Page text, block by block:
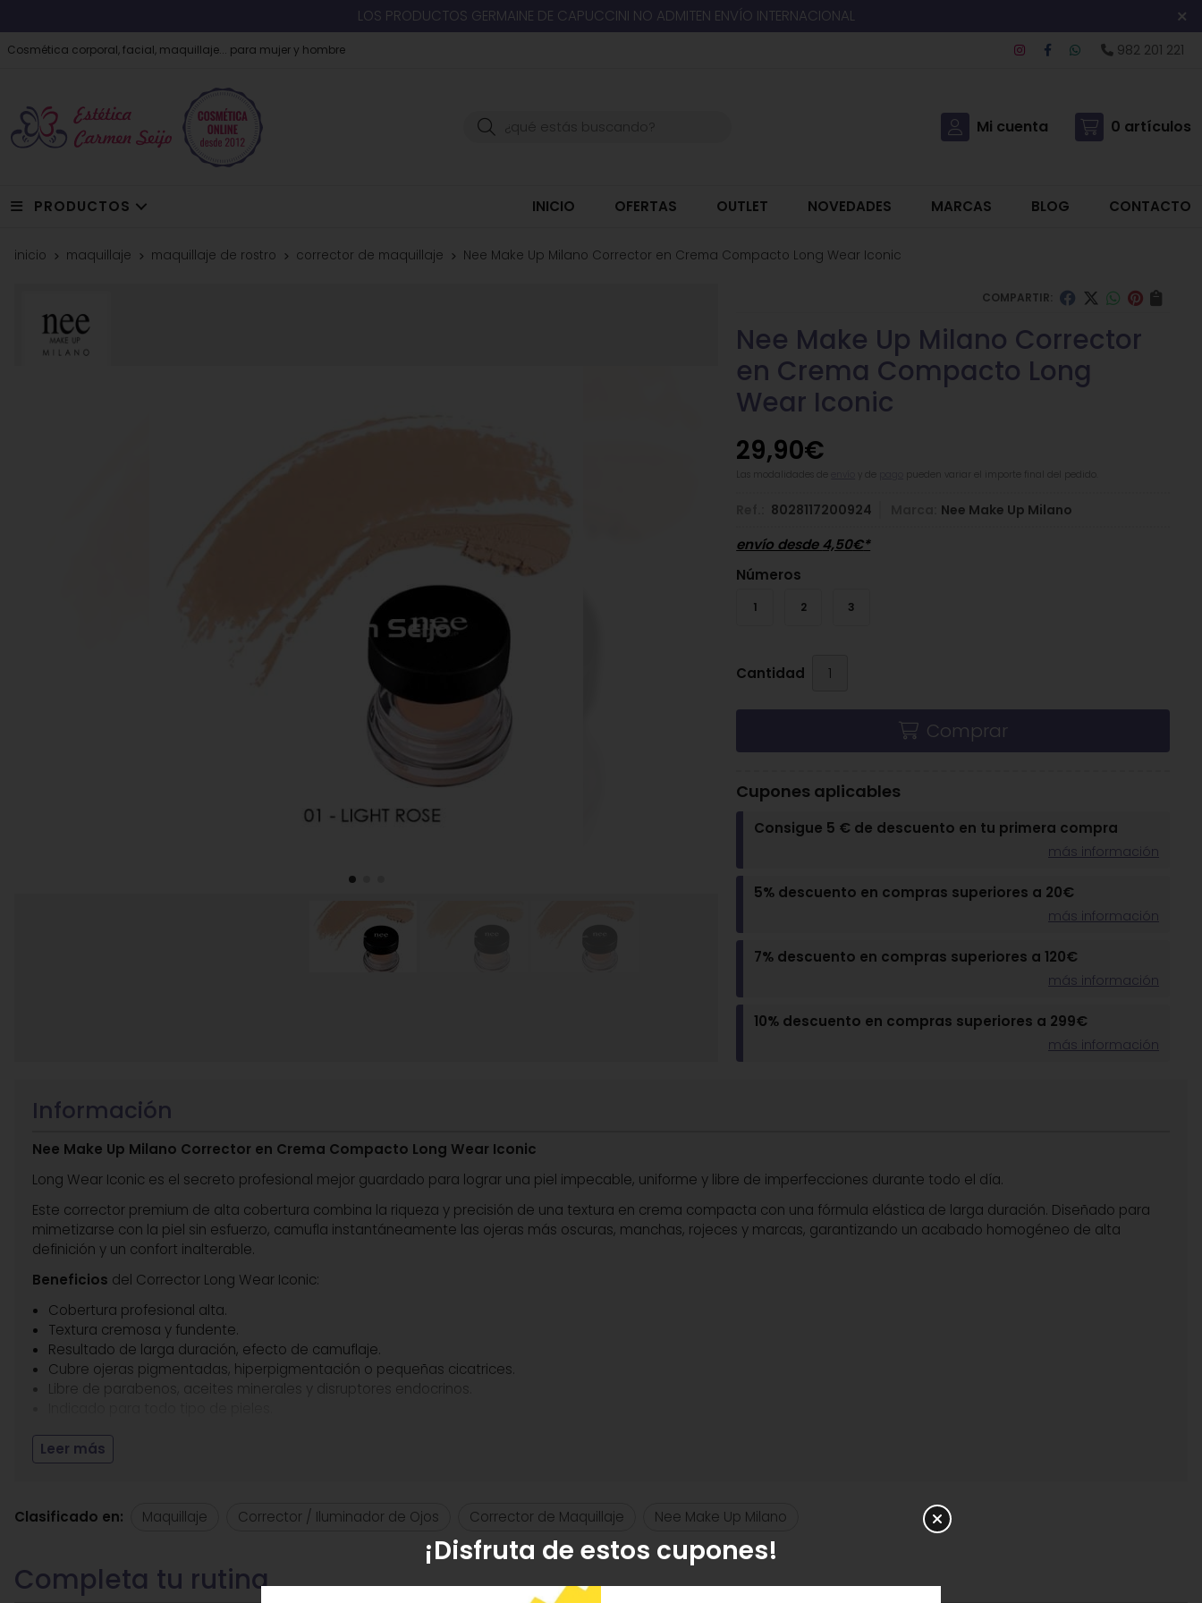
LOS PRODUCTOS GERMAINE DE CAPUCCINI NO ADMITEN ENVÍO INTERNACIONAL
Cosmética corporal, facial, maquillaje... para mujer y hombre 982 201 221
Buscar Mi cuenta 0 artículos
PRODUCTOS INICIO OFERTAS OUTLET NOVEDADES MARCAS BLOG CONTACTO
inicio maquillaje maquillaje de rostro corrector de maquillaje Nee Make Up Milano Corrector en Crema Compacto Long Wear Iconic
COMPARTIR:
Nee Make Up Milano Corrector
en Crema Compacto Long
Wear Iconic
29,90€
pueden variar el importe final del pedido.
8028117200924 Nee Make Up Milano
envío desde4,50€*
Números
1 2 3
Cantidad
Comprar
Cupones aplicables
Consigue 5 € de descuento en tu primera compra
más información
5% descuento en compras superiores a 20€
más información
7% descuento en compras superiores a 120€
más información
10% descuento en compras superiores a 299€
más información
Información
Nee Make Up Milano Corrector en Crema Compacto Long Wear Iconic
Long Wear Iconic es el secreto profesional mejor guardado para lograr una piel impecable, uniforme y libre de imperfecciones durante todo el día.
Este corrector premium de alta cobertura combina la riqueza y precisión de una textura en crema compacta con una fórmula elástica de larga duración. Diseñado para
mimetizarse con la piel sin esfuerzo, camufla instantáneamente las ojeras más oscuras, manchas, rojeces y marcas, garantizando un acabado homogéneo de alta
definición y un confort inalterable.
Beneficios del Corrector Long Wear Iconic:
Cobertura profesional alta.
Textura cremosa y fundente.
Resultado de larga duración, efecto de camuflaje.
Cubre ojeras pigmentadas, hiperpigmentación o pequeñas cicatrices.
Libre de parabenos, aceites minerales y disruptores endocrinos.
¿Sabías qué?
principios activos
destacamos:
Fitoceramidas: Actúan como el "cemento celular", uniendo las células para restaurar y fortalecer la barrera cutánea de forma inmediata.
Aceites Vegetales: Permite que la piel los absorba y aproveche en profundidad sin obstruir los poros.
Pigmentos Minerales: Pigmentos puros son el secreto para unificar el tono y camuflar imperfecciones con una ligereza absoluta.
Leer más
Clasificado en: Maquillaje Corrector / Iluminador de Ojos Corrector de Maquillaje Nee Make Up Milano
¡Disfruta de estos cupones!